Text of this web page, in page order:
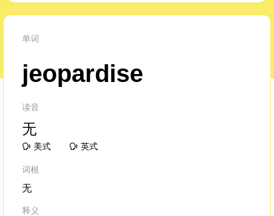
单词
jeopardise
读音
无
美式 英式
词根
无
释义